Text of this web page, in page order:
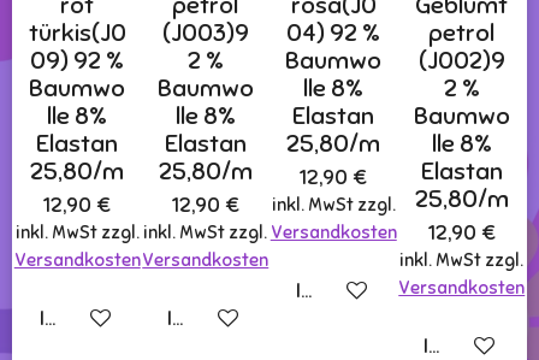
türkis(J0
09) 92 %
Baumwo
lle 8%
Elastan
25,80/m
12,90 €
inkl. MwSt zzgl.
Versandkosten
In den Warenkorb
(J003)9
2 %
Baumwo
lle 8%
Elastan
25,80/m
12,90 €
inkl. MwSt zzgl.
Versandkosten
In den Warenkorb
04) 92 %
Baumwo
lle 8%
Elastan
25,80/m
12,90 €
inkl. MwSt zzgl.
Versandkosten
In den Warenkorb
petrol
(J002)9
2 %
Baumwo
lle 8%
Elastan
25,80/m
12,90 €
inkl. MwSt zzgl.
Versandkosten
In den